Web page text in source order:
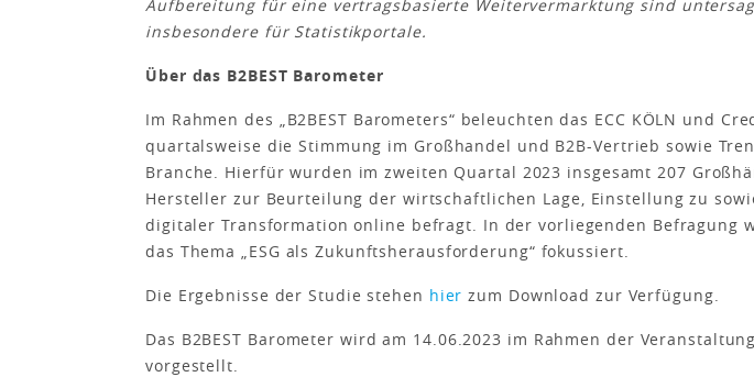
Aufbereitung für eine vertragsbasierte Weitervermarktung sind
insbesondere für Statistikportale.
Über das B2BEST Barometer
Im Rahmen des „B2BEST Barometers“ beleuchten das ECC KÖLN und
quartalsweise die Stimmung im Großhandel und B2B-Vertrieb sowie
Branche. Hierfür wurden im zweiten Quartal 2023 insgesamt 207
Hersteller zur Beurteilung der wirtschaftlichen Lage, Einstellung zu
digitaler Transformation online befragt. In der vorliegenden Befragung
das Thema „ESG als Zukunftsherausforderung“ fokussiert.
Die Ergebnisse der Studie stehen hier zum Download zur Verfügung.
Das B2BEST Barometer wird am 14.06.2023 im Rahmen der Veranstaltung
vorgestellt.